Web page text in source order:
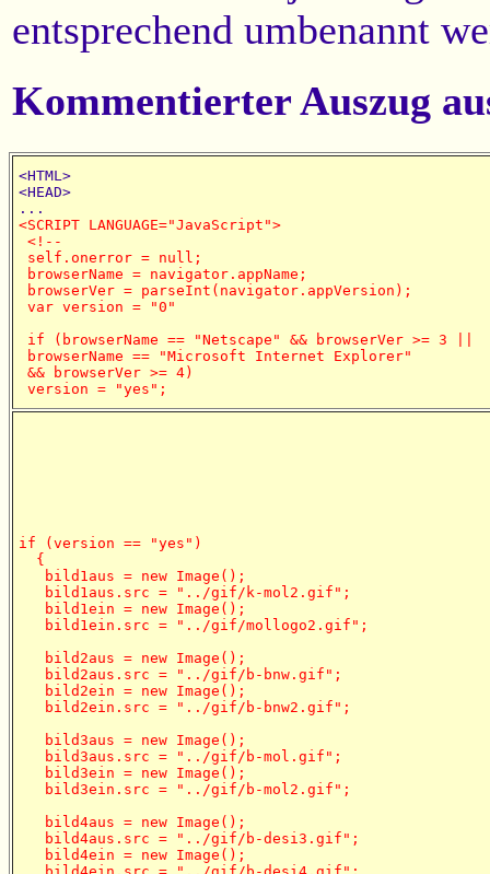
entsprechend umbenannt
Kommentierter Auszug
<HTML>
<HEAD>
<SCRIPT LANGUAGE="JavaScript">
<!--
self.onerror = null;
browserName = navigator.appName;
browserVer = parseInt(navigator.appVersion);
var version = "0"
if (browserName == "Netscape" && browserVer >= 3 ||
browserName == "Microsoft Internet Explorer"
&& browserVer >= 4)
version = "yes";
if (version == "yes")
  {
   bild1aus = new Image();
   bild1aus.src = "../gif/k-mol2.gif";
   bild1ein = new Image();
   bild1ein.src = "../gif/mollogo2.gif";
   bild2aus = new Image();
   bild2aus.src = "../gif/b-bnw.gif";
   bild2ein = new Image();
   bild2ein.src = "../gif/b-bnw2.gif";
   bild3aus = new Image();
   bild3aus.src = "../gif/b-mol.gif";
   bild3ein = new Image();
   bild3ein.src = "../gif/b-mol2.gif";
   bild4aus = new Image();
   bild4aus.src = "../gif/b-desi3.gif";
   bild4ein = new Image();